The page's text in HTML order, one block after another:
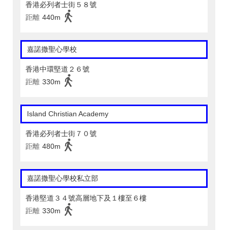
香港必列者士街５８號
距離 440m
嘉諾撒聖心學校
香港中環堅道２６號
距離 330m
Island Christian Academy
香港必列者士街７０號
距離 480m
嘉諾撒聖心學校私立部
香港堅道３４號高層地下及１樓至６樓
距離 330m